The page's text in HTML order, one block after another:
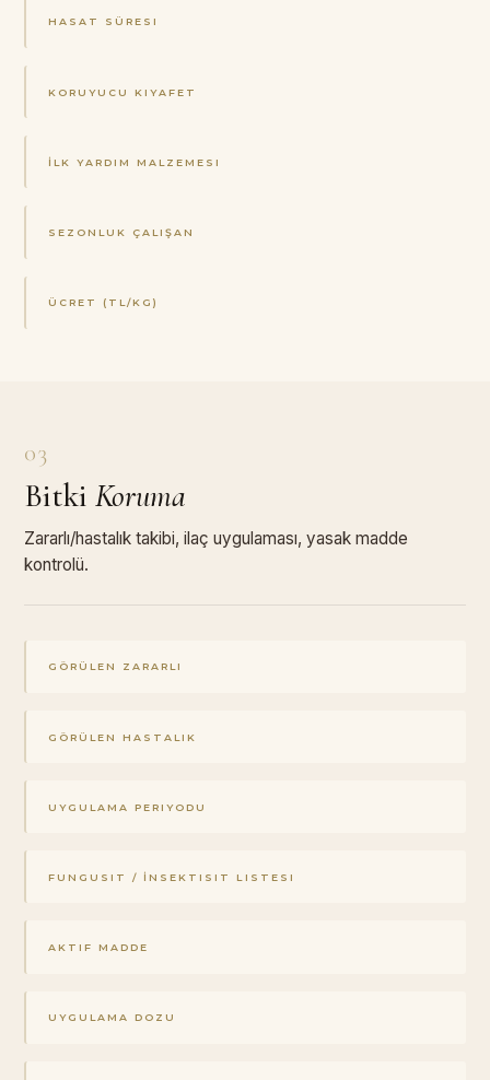
HASAT SÜRESI
KORUYUCU KIYAFET
İLK YARDIM MALZEMESI
SEZONLUK ÇALIŞAN
ÜCRET (TL/KG)
03
Bitki Koruma
Zararlı/hastalık takibi, ilaç uygulaması, yasak madde
kontrolü.
GÖRÜLEN ZARARLI
GÖRÜLEN HASTALIK
UYGULAMA PERIYODU
FUNGUSIT / İNSEKTISIT LISTESI
AKTIF MADDE
UYGULAMA DOZU